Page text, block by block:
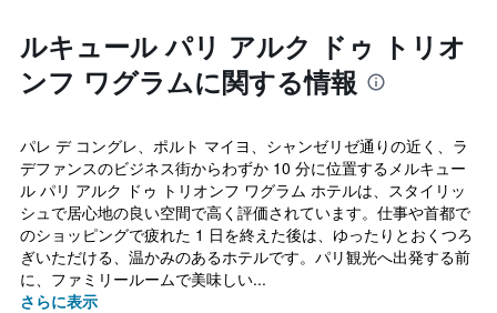
ルキュール パリ アルク ドゥ トリオ
ンフ ワグラムに関する情報
パレ デ コングレ、ポルト マイヨ、シャンゼリゼ通りの近く、ラ
デファンスのビジネス街からわずか 10 分に位置するメルキュー
ル パリ アルク ドゥ トリオンフ ワグラム ホテルは、スタイリッ
シュで居心地の良い空間で高く評価されています。仕事や首都で
のショッピングで疲れた 1 日を終えた後は、ゆったりとおくつろ
ぎいただける、温かみのあるホテルです。パリ観光へ出発する前
に、ファミリールームで美味しい...
さらに表示